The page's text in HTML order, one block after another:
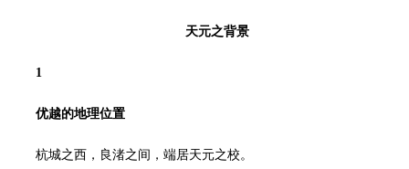
天元之背景
1
优越的地理位置
杭城之西，良渚之间，端居天元之校。